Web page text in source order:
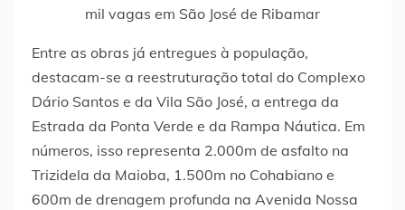
mil vagas em São José de Ribamar
Entre as obras já entregues à população,
destacam-se a reestruturação total do Complexo
Dário Santos e da Vila São José, a entrega da
Estrada da Ponta Verde e da Rampa Náutica. Em
números, isso representa 2.000m de asfalto na
Trizidela da Maioba, 1.500m no Cohabiano e
600m de drenagem profunda na Avenida Nossa